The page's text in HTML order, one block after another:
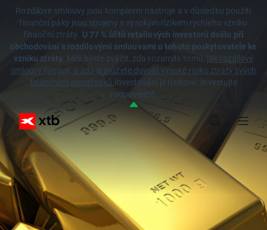
Rozdílové smlouvy jsou komplexní nástroje a v důsledku použití
finanční páky jsou spojeny s vysokým rizikem rychlého vzniku
finanční ztráty. U 77 % účtů retailových investorů došlo při
obchodování s rozdílovými smlouvami u tohoto poskytovatele ke
vzniku ztráty. Měli byste zvážit, zda rozumíte tomu, jak rozdílové
smlouvy fungují, a zda si můžete dovolit vysoké riziko ztráty svých
finančních prostředků.Investování je rizikové. Investujte
zodpovědně.